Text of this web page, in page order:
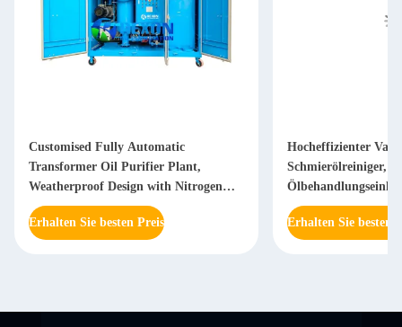
Customised Fully Automatic
Transformer Oil Purifier Plant,
Weatherproof Design with Nitrogen
Gas Tanks Attached
Erhalten Sie besten Preis
Hocheffizienter
Schmierölreiniger,
Erhalten Sie besten